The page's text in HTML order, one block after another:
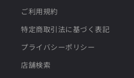
ご利用規約
特定商取引法に基づく表記
プライバシーポリシー
店舗検索